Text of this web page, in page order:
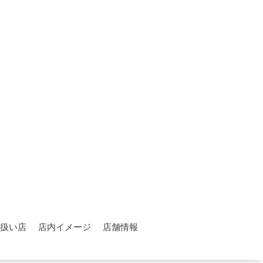
い店 店内イメージ 店舗情報